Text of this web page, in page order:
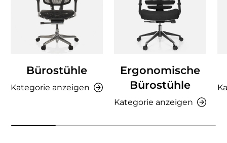
Bürostühle
Kategorie anzeigen
Ergonomische
Bürostühle
Kategorie anzeigen